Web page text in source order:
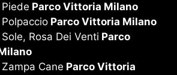
Parco Vittoria Milano
Parco Vittoria Milano
Rosa Dei Venti Parco
Cane Parco Vittoria